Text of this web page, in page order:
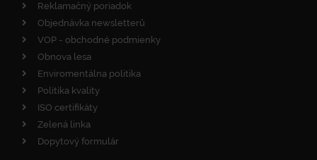
Reklamačný poriadok
Objednávka newsletterů
VOP - obchodné podmienky
Obnova lesa
Enviromentálna politika
Politika kvality
ISO certifikáty
Zelená linka
Dopytový formulár